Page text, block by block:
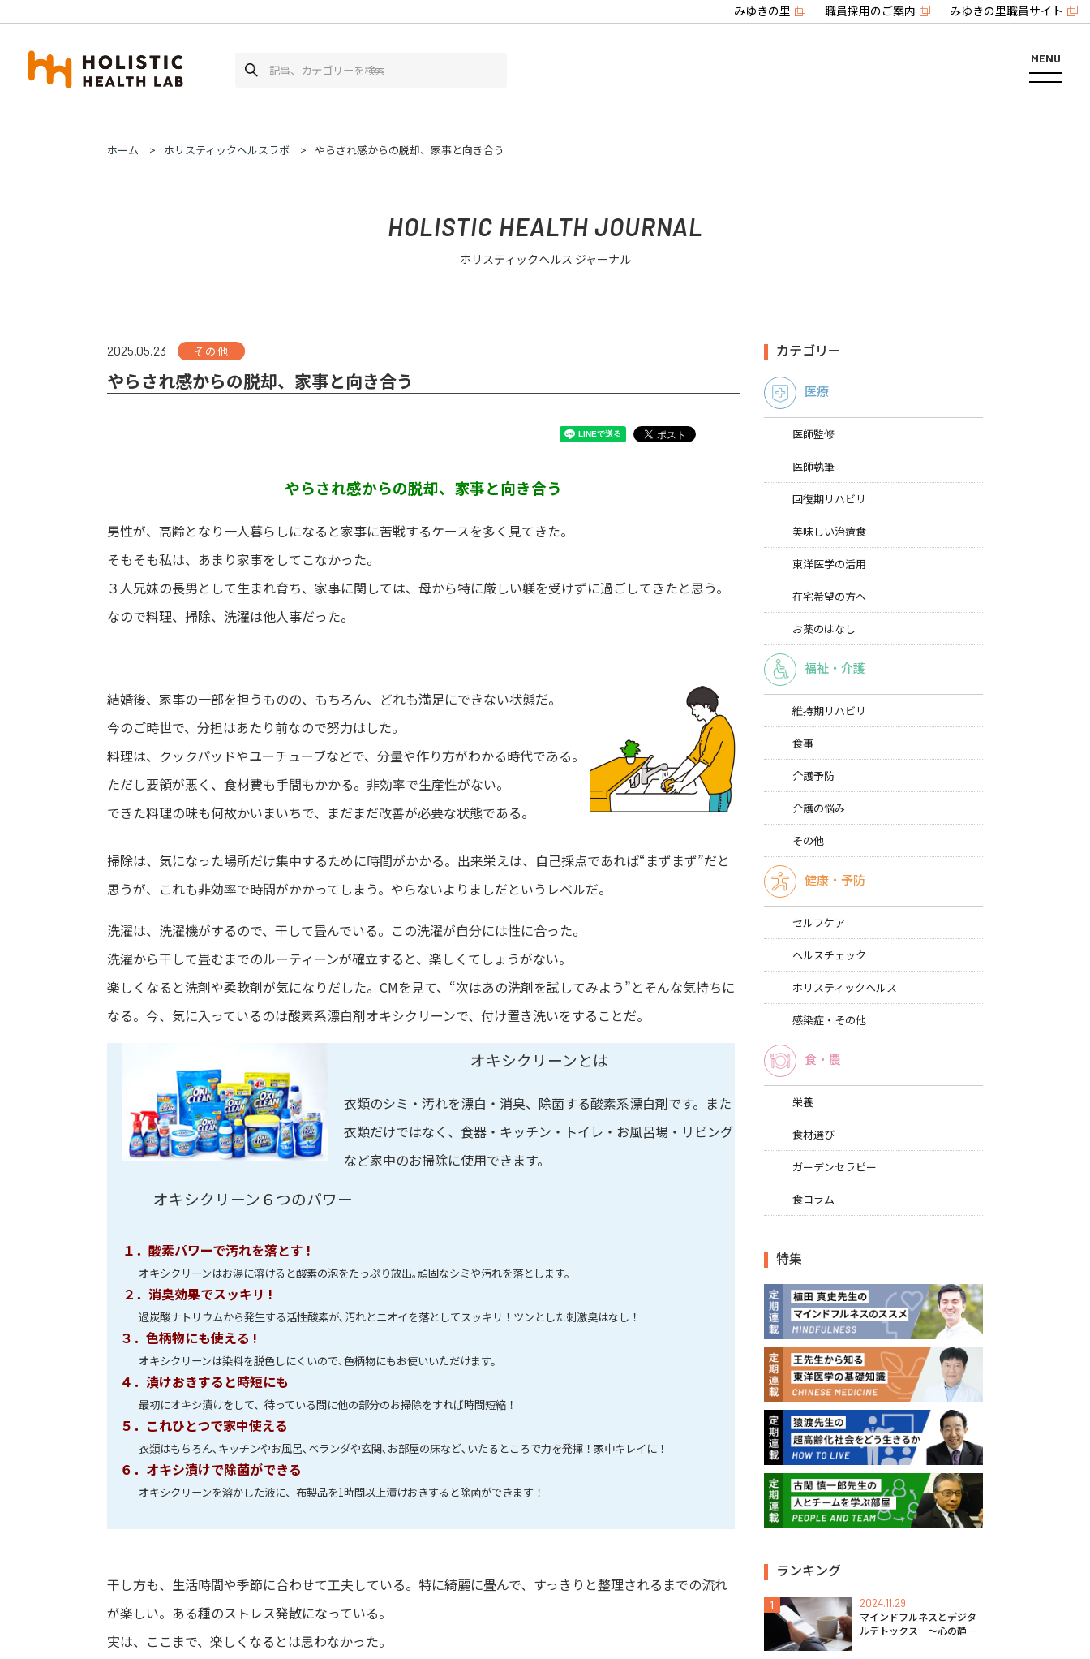
みゆきの里 職員採用のご案内 みゆきの里職員サイト
MENU
ホーム ホリスティックヘルスラボ やらされ感からの脱却、家事と向き合う
HOLISTIC HEALTH JOURNAL
ホリスティックヘルス ジャーナル
2025.05.23 その他
やらされ感からの脱却、家事と向き合う
やらされ感からの脱却、家事と向き合う
男性が、高齢となり一人暮らしになると家事に苦戦するケースを多く見てきた。
そもそも私は、あまり家事をしてこなかった。
３人兄妹の長男として生まれ育ち、家事に関しては、母から特に厳しい躾を受けずに過ごしてきたと思う。
なので料理、掃除、洗濯は他人事だった。
結婚後、家事の一部を担うものの、もちろん、どれも満足にできない状態だ。
今のご時世で、分担はあたり前なので努力はした。
料理は、クックパッドやユーチューブなどで、分量や作り方がわかる時代である。
ただし要領が悪く、食材費も手間もかかる。非効率で生産性がない。
できた料理の味も何故かいまいちで、まだまだ改善が必要な状態である。
掃除は、気になった場所だけ集中するために時間がかかる。出来栄えは、自己採点であれば“まずまず”だと
思うが、これも非効率で時間がかかってしまう。やらないよりましだというレベルだ。
洗濯は、洗濯機がするので、干して畳んでいる。この洗濯が自分には性に合った。
洗濯から干して畳むまでのルーティーンが確立すると、楽しくてしょうがない。
楽しくなると洗剤や柔軟剤が気になりだした。CMを見て、“次はあの洗剤を試してみよう”とそんな気持ちに
なる。今、気に入っているのは酸素系漂白剤オキシクリーンで、付け置き洗いをすることだ。
オキシクリーンとは
衣類のシミ・汚れを漂白・消臭、除菌する酸素系漂白剤です。また
衣類だけではなく、食器・キッチン・トイレ・お風呂場・リビング
など家中のお掃除に使用できます。
オキシクリーン６つのパワー
１．酸素パワーで汚れを落とす !
オキシクリーンはお湯に溶けると酸素の泡をたっぷり放出｡頑固なシミや汚れを落とします。
２．消臭効果でスッキリ !
過炭酸ナトリウムから発生する活性酸素が､汚れとニオイを落としてスッキリ！ツンとした刺激臭はなし！
３．色柄物にも使える !
オキシクリーンは染料を脱色しにくいので､色柄物にもお使いいただけます。
４．漬けおきすると時短にも
最初にオキシ漬けをして、待っている間に他の部分のお掃除をすれば時間短縮！
５．これひとつで家中使える
衣類はもちろん､キッチンやお風呂､ベランダや玄関､お部屋の床など､いたるところで力を発揮！家中キレイに！
６．オキシ漬けで除菌ができる
オキシクリーンを溶かした液に、布製品を1時間以上漬けおきすると除菌ができます！
干し方も、生活時間や季節に合わせて工夫している。特に綺麗に畳んで、すっきりと整理されるまでの流れ
が楽しい。ある種のストレス発散になっている。
実は、ここまで、楽しくなるとは思わなかった。
カテゴリー
医療
医師監修
医師執筆
回復期リハビリ
美味しい治療食
東洋医学の活用
在宅希望の方へ
お薬のはなし
福祉・介護
維持期リハビリ
食事
介護予防
介護の悩み
その他
健康・予防
セルフケア
ヘルスチェック
ホリスティックヘルス
感染症・その他
食・農
栄養
食材選び
ガーデンセラピー
食コラム
特集
ランキング
1 2024.11.29
マインドフルネスとデジタ
ルデトックス 〜心の静け